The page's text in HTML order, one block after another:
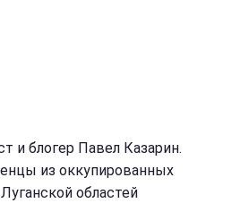
и блогер Павел Казарин.
из оккупированных
областей